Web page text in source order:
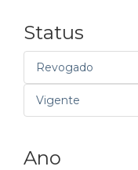
Status
Revogado
Vigente
Ano